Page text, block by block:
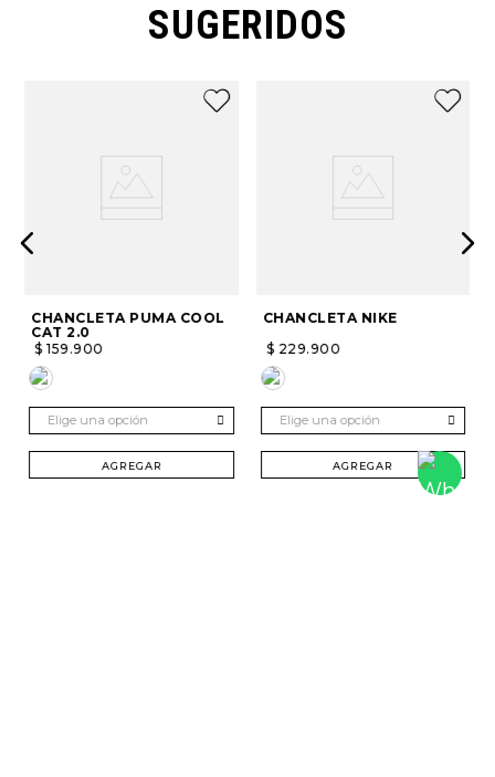
SUGERIDOS
CHANCLETA PUMA COOL
CAT 2.0
$ 159.900
Elige una opción
AGREGAR
CHANCLETA NIKE
$ 229.900
Elige una opción
AGREGAR